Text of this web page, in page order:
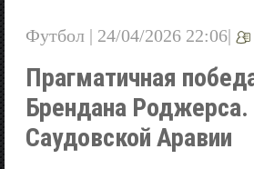
Футбол | 24/04/2026 22:06|
Прагматичная
Брендана Роджерса.
Саудовской Аравии